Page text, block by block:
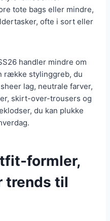
tote bags eller mindre,
ofte i sort eller
handler mindre om
række stylinggreb, du
lag, neutrale farver,
skirt-over-trousers og
du kan plukke
formler,
trends til